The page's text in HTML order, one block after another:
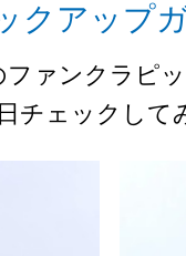
クアップ
ァンクラピ
チェックして